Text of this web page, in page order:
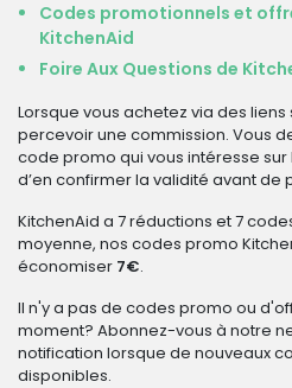
Codes promotionnels et
KitchenAid
Foire Aux Questions de
Lorsque vous achetez via des liens
percevoir une commission. Vous
code promo qui vous intéresse
d’en confirmer la validité avant de
KitchenAid a 7 réductions et 7
moyenne, nos codes promo
économiser 7€.
Il n'y a pas de codes promo ou
moment? Abonnez-vous à notre
notification lorsque de nouveaux
disponibles.